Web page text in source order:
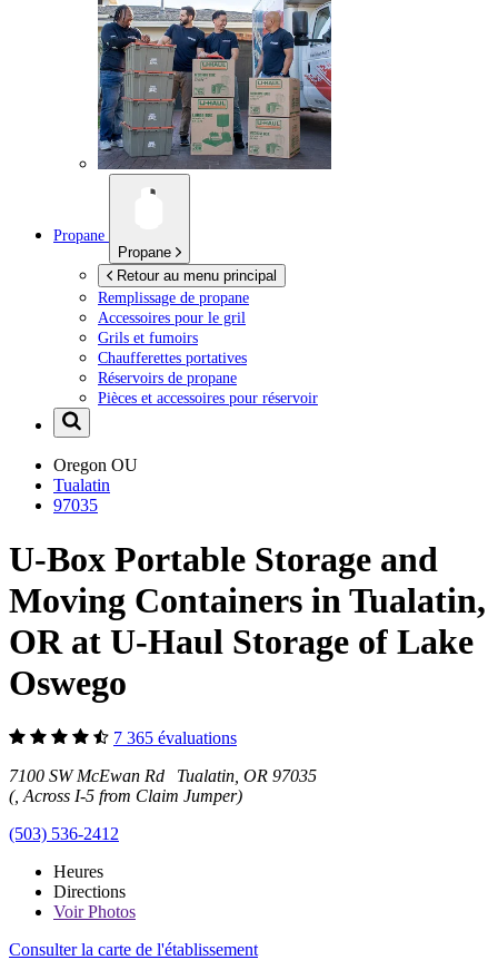
Propane
Propane
Retour au menu principal
Remplissage de propane
Accessoires pour le gril
Grils et fumoirs
Chaufferettes portatives
Réservoirs de propane
Pièces et accessoires pour réservoir
Oregon OU
Tualatin
97035
U-Box Portable Storage and
Moving Containers in Tualatin,
OR at U-Haul Storage of Lake
Oswego
7 365 évaluations
7100 SW McEwan Rd Tualatin, OR 97035
(, Across I-5 from Claim Jumper)
(503) 536-2412
Heures
Directions
VoirPhotos
Consulter la carte de l'établissement